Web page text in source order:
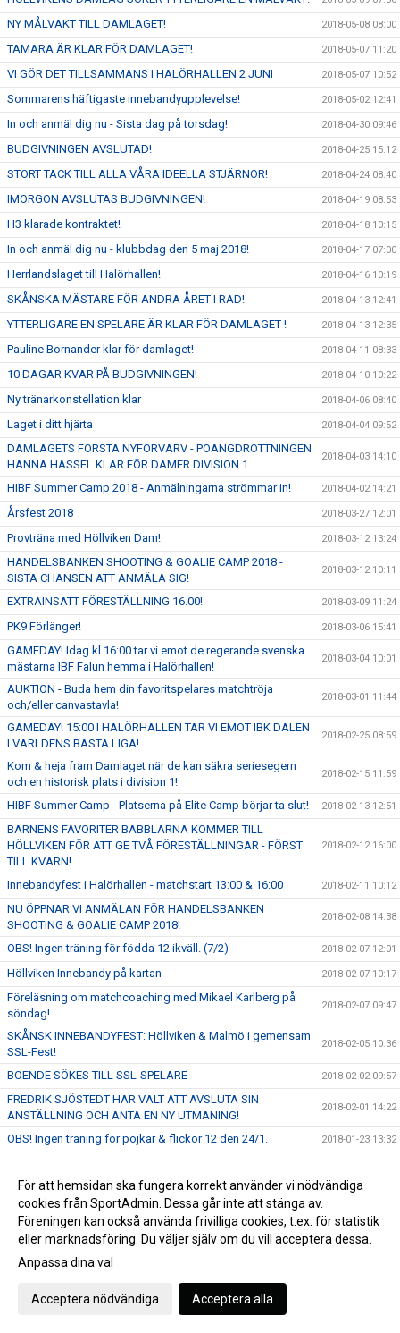
NY MÅLVAKT TILL DAMLAGET! 2018-05-08 08:00
TAMARA ÄR KLAR FÖR DAMLAGET! 2018-05-07 11:20
VI GÖR DET TILLSAMMANS I HALÖRHALLEN 2 JUNI 2018-05-07 10:52
Sommarens häftigaste innebandyupplevelse! 2018-05-02 12:41
In och anmäl dig nu - Sista dag på torsdag! 2018-04-30 09:46
BUDGIVNINGEN AVSLUTAD! 2018-04-25 15:12
STORT TACK TILL ALLA VÅRA IDEELLA STJÄRNOR! 2018-04-24 08:40
IMORGON AVSLUTAS BUDGIVNINGEN! 2018-04-19 08:53
H3 klarade kontraktet! 2018-04-18 10:15
In och anmäl dig nu - klubbdag den 5 maj 2018! 2018-04-17 07:00
Herrlandslaget till Halörhallen! 2018-04-16 10:19
SKÅNSKA MÄSTARE FÖR ANDRA ÅRET I RAD! 2018-04-13 12:41
YTTERLIGARE EN SPELARE ÄR KLAR FÖR DAMLAGET ! 2018-04-13 12:35
Pauline Bornander klar för damlaget! 2018-04-11 08:33
10 DAGAR KVAR PÅ BUDGIVNINGEN! 2018-04-10 10:22
Ny tränarkonstellation klar 2018-04-06 08:40
Laget i ditt hjärta 2018-04-04 09:52
DAMLAGETS FÖRSTA NYFÖRVÄRV - POÄNGDROTTNINGEN
HANNA HASSEL KLAR FÖR DAMER DIVISION 1
2018-04-03 14:10
HIBF Summer Camp 2018 - Anmälningarna strömmar in! 2018-04-02 14:21
Årsfest 2018 2018-03-27 12:01
Provträna med Höllviken Dam! 2018-03-12 13:24
HANDELSBANKEN SHOOTING & GOALIE CAMP 2018 -
SISTA CHANSEN ATT ANMÄLA SIG!
2018-03-12 10:11
EXTRAINSATT FÖRESTÄLLNING 16.00! 2018-03-09 11:24
PK9 Förlänger! 2018-03-06 15:41
GAMEDAY! Idag kl 16:00 tar vi emot de regerande svenska
mästarna IBF Falun hemma i Halörhallen!
2018-03-04 10:01
AUKTION - Buda hem din favoritspelares matchtröja
och/eller canvastavla!
2018-03-01 11:44
GAMEDAY! 15:00 I HALÖRHALLEN TAR VI EMOT IBK DALEN
I VÄRLDENS BÄSTA LIGA!
2018-02-25 08:59
Kom & heja fram Damlaget när de kan säkra seriesegern
och en historisk plats i division 1!
2018-02-15 11:59
HIBF Summer Camp - Platserna på Elite Camp börjar ta slut! 2018-02-13 12:51
BARNENS FAVORITER BABBLARNA KOMMER TILL
HÖLLVIKEN FÖR ATT GE TVÅ FÖRESTÄLLNINGAR - FÖRST
TILL KVARN!
2018-02-12 16:00
Innebandyfest i Halörhallen - matchstart 13:00 & 16:00 2018-02-11 10:12
NU ÖPPNAR VI ANMÄLAN FÖR HANDELSBANKEN
SHOOTING & GOALIE CAMP 2018!
2018-02-08 14:38
OBS! Ingen träning för födda 12 ikväll. (7/2) 2018-02-07 12:01
Höllviken Innebandy på kartan 2018-02-07 10:17
Föreläsning om matchcoaching med Mikael Karlberg på
söndag!
2018-02-07 09:47
SKÅNSK INNEBANDYFEST: Höllviken & Malmö i gemensam
SSL-Fest!
2018-02-05 10:36
BOENDE SÖKES TILL SSL-SPELARE 2018-02-02 09:57
FREDRIK SJÖSTEDT HAR VALT ATT AVSLUTA SIN
ANSTÄLLNING OCH ANTA EN NY UTMANING!
2018-02-01 14:22
OBS! Ingen träning för pojkar & flickor 12 den 24/1. 2018-01-23 13:32
- 19:00 TAR VI EMOT JÖNKÖPING!
Vi önskar er en riktigt God Jul!
SKRATTFEST! Stort intresse när Robin Paulsson, Lena Frisk
& Malmö Comedy Klubb kommer till Höllviken
2017-12-20 15:06
Vinnare av Cykellotteriet
Nu öppnar vi anmälan till HIBF Summer Camp 2018
ENDAST 100 SITTPLATSER KVAR! STORT TACK TILL VÅRA
För att hemsidan ska fungera korrekt använder vi nödvändiga
cookies från SportAdmin. Dessa går inte att stänga av.
Föreningen kan också använda frivilliga cookies, t.ex. för statistik
eller marknadsföring. Du väljer själv om du vill acceptera dessa.
Anpassa dina val
Acceptera nödvändiga Acceptera alla